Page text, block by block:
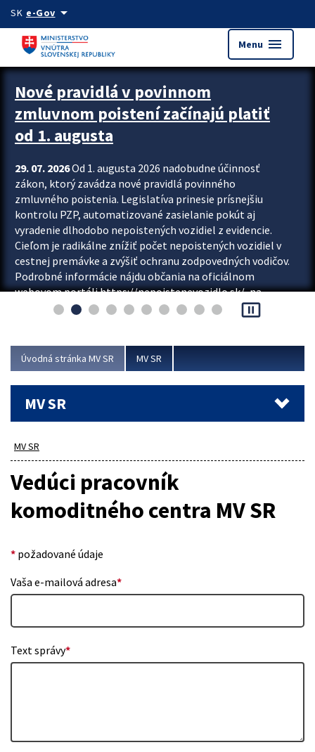
Preskocit na hlavný obsah
SK e-Govarrow_drop_down
Menu menu
Zastavit automatický posun upútavok
Nové pravidlá v povinnom
zmluvnom poistení začínajú platiť
od 1. augusta
29. 07. 2026Od 1. augusta 2026 nadobudne účinnosť
zákon, ktorý zavádza nové pravidlá povinného
zmluvného poistenia. Legislatíva prinesie prísnejšiu
kontrolu PZP, automatizované zasielanie pokút aj
vyradenie dlhodobo nepoistených vozidiel z evidencie.
Cieľom je radikálne znížiť počet nepoistených vozidiel v
cestnej premávke a zvýšiť ochranu zodpovedných vodičov.
Podrobné informácie nájdu občania na oficiálnom
webovom portáli https://nepoistenevozidlo.sk/, na
ktorom od augusta pribudne aj možnosť overiť si...
pause_presentation
Úvodná stránka MV SR MV SR
MV SR
MV SR
Vedúci pracovník
komoditného centra MV SR
* požadované údaje
Vaša e-mailová adresa*
Text správy*